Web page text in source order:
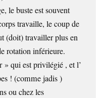
le buste est souvent
travaille, le coup de
(doit) travailler plus en
rotation inférieure.
» qui est privilégié , et l’
! (comme jadis )
ou chez les